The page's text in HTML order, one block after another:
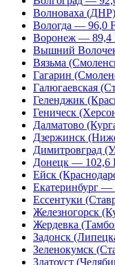
Волноваха
Вологда — 96,0
Воронеж — 89,4
Вышний
Вязьма
Гагарин
Галюгаевская
Геленджик
Геническ
Далматово
Дзержинск
Димитровград
Донецк — 102,6
Ейск
Екатеринбург —
Ессентуки
Железногорск
Жердевка
Задонск
Зеленокумск
Златоуст